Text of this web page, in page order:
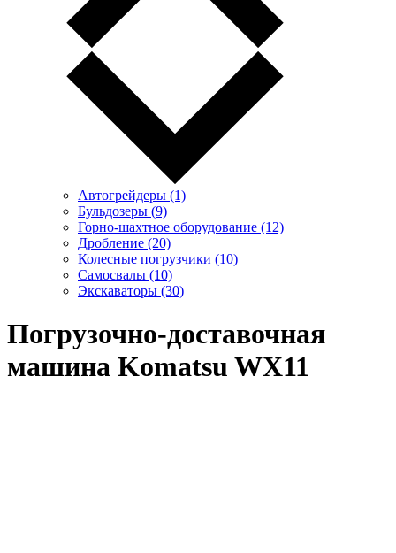
Автогрейдеры (1)
Бульдозеры (9)
Горно-шахтное оборудование (12)
Дробление (20)
Колесные погрузчики (10)
Самосвалы (10)
Экскаваторы (30)
Погрузочно-доставочная
машина Komatsu WX11